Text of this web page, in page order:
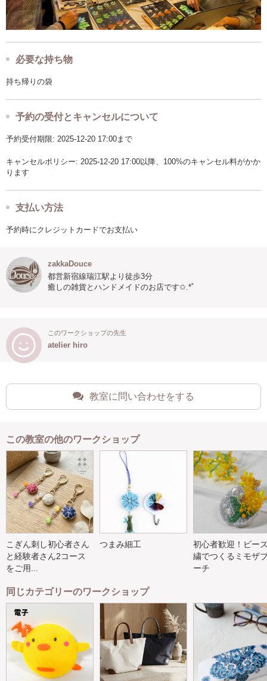
必要な持ち物
持ち帰りの袋
予約の受付とキャンセルについて
予約受付期限: 2025-12-20 17:00まで
キャンセルポリシー: 2025-12-20 17:00以降、100%のキャンセル料がかか
ります
支払い方法
予約時にクレジットカードでお支払い
zakkaDouce
都営新宿線瑞江駅より徒歩3分
癒しの雑貨とハンドメイドのお店です✩.*˚
このワークショップの先生
atelier hiro
教室に問い合わせをする
この教室の他のワークショップ
こぎん刺し初心者さん
と経験者さん2コース
をご用...
つまみ細工
初心者歓迎！ビー
繍でつくるミモザ
ーチ
同じカテゴリーのワークショップ